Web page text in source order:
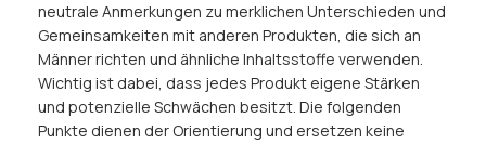
neutrale Anmerkungen zu merklichen Unterschieden und
Gemeinsamkeiten mit anderen Produkten, die sich an
Männer richten und ähnliche Inhaltsstoffe verwenden.
Wichtig ist dabei, dass jedes Produkt eigene Stärken
und potenzielle Schwächen besitzt. Die folgenden
Punkte dienen der Orientierung und ersetzen keine